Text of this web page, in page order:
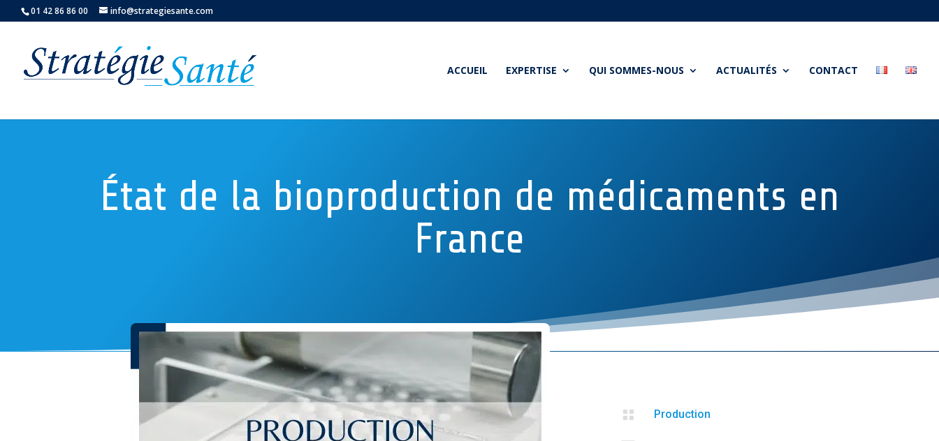
01 42 86 86 00 info@strategiesante.com
ACCUEIL EXPERTISE QUI SOMMES-NOUS ACTUALITÉS CONTACT
État de la bioproduction de médicaments en
France
 Production